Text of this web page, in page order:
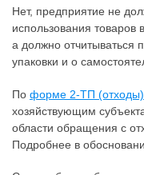
Нет, предприятие не
использования товаров
а должно отчитываться
упаковки и о
По форме 2-ТП (отходы)
хозяйствующим
области обращения с
Подробнее в